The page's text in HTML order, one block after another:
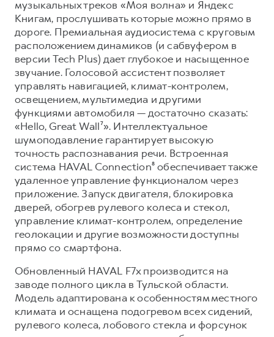
музыкальных треков «Моя волна» и Яндекс
Книгам, прослушивать которые можно прямо в
дороге. Премиальная аудиосистема с круговым
расположением динамиков (и сабвуфером в
версии Tech Plus) дает глубокое и насыщенное
звучание. Голосовой ассистент позволяет
управлять навигацией, климат-контролем,
освещением, мультимедиа и другими
функциями автомобиля — достаточно сказать:
«Hello, Great Wall⁷». Интеллектуальное
шумоподавление гарантирует высокую
точность распознавания речи. Встроенная
система HAVAL Connection⁸ обеспечивает также
удаленное управление функционалом через
приложение. Запуск двигателя, блокировка
дверей, обогрев рулевого колеса и стекол,
управление климат-контролем, определение
геолокации и другие возможности доступны
прямо со смартфона.
Обновленный HAVAL F7x производится на
заводе полного цикла в Тульской области.
Модель адаптирована к особенностям местного
климата и оснащена подогревом всех сидений,
рулевого колеса, лобового стекла и форсунок